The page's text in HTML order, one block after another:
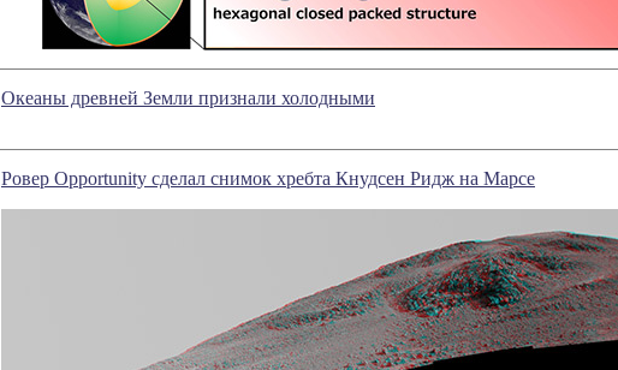
Океаны древней Земли признали холодными
Ровер Opportunity сделал снимок хребта Кнудсен Ридж на Марсе